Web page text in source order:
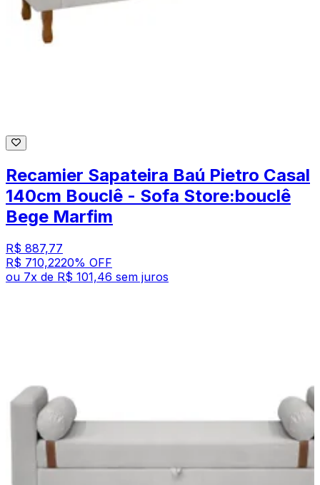
Recamier Sapateira Baú Pietro Casal
140cm Bouclê - Sofa Store:bouclê
Bege Marfim
R$ 887,77
R$ 710,2220% OFF
ou 7x de R$ 101,46 sem juros